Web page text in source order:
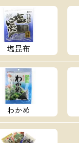
塩昆布
わかめ